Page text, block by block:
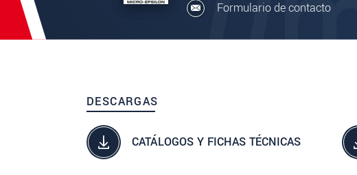
Formulario de contacto
DESCARGAS
CATÁLOGOS Y FICHAS TÉCNICAS